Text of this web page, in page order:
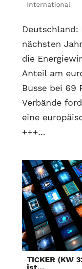
International
nächsten
die
Anteil am
Busse bei 69
Verbände
eine
+++...
TICKER (KW